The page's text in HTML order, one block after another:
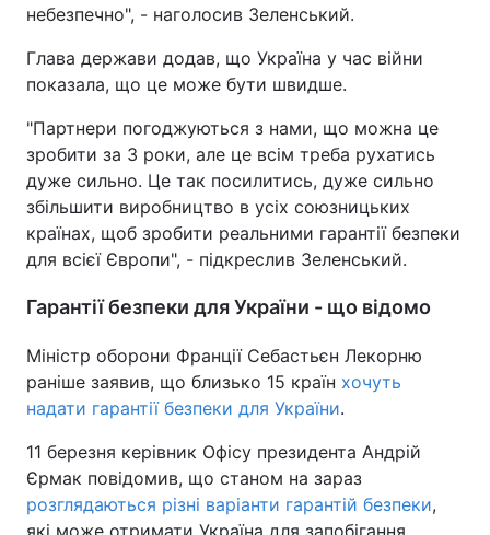
небезпечно", - наголосив Зеленський.
Глава держави додав, що Україна у час війни
показала, що це може бути швидше.
"Партнери погоджуються з нами, що можна це
зробити за 3 роки, але це всім треба рухатись
дуже сильно. Це так посилитись, дуже сильно
збільшити виробництво в усіх союзницьких
країнах, щоб зробити реальними гарантії безпеки
для всієї Європи", - підкреслив Зеленський.
Гарантії безпеки для України - що відомо
Міністр оборони Франції Себастьєн Лекорню
раніше заявив, що близько 15 країн хочуть
надати гарантії безпеки для України.
11 березня керівник Офісу президента Андрій
Єрмак повідомив, що станом на зараз
розглядаються різні варіанти гарантій безпеки,
які може отримати Україна для запобігання